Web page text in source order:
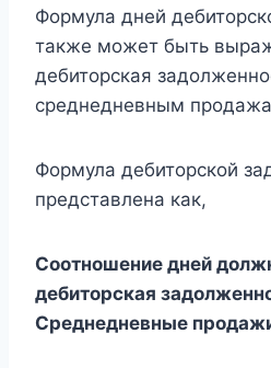
Формула дней
также может быть
дебиторская
среднедневным
Формула дебиторской
представлена ​​​​как,
Соотношение дней
дебиторская
Среднедневные